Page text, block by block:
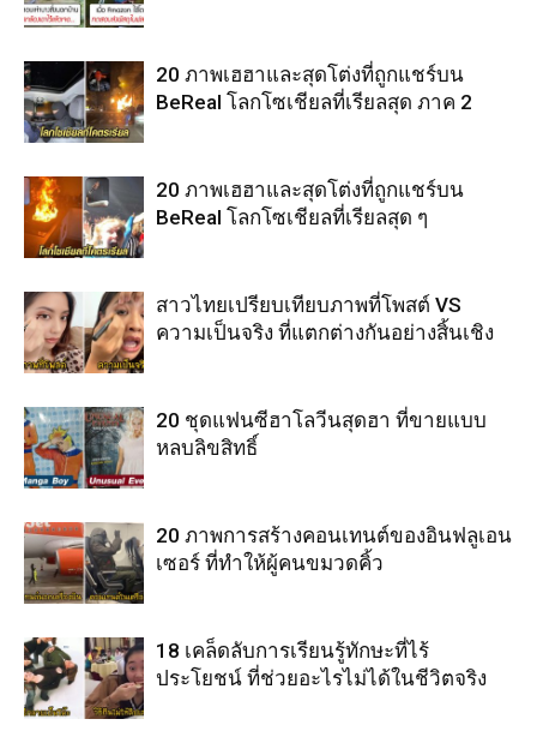
20 ภาพเฮฮาและสุดโต่งที่ถูกแชร์บน
BeReal โลกโซเชียลที่เรียลสุด ภาค 2
20 ภาพเฮฮาและสุดโต่งที่ถูกแชร์บน
BeReal โลกโซเชียลที่เรียลสุด ๆ
สาวไทยเปรียบเทียบภาพที่โพสต์ VS
ความเป็นจริง ที่แตกต่างกันอย่างสิ้นเชิง
20 ชุดแฟนซีฮาโลวีนสุดฮา ที่ขายแบบ
หลบลิขสิทธิ์
20 ภาพการสร้างคอนเทนต์ของอินฟลูเอน
เซอร์ ที่ทำให้ผู้คนขมวดคิ้ว
18 เคล็ดลับการเรียนรู้ทักษะที่ไร้
ประโยชน์ ที่ช่วยอะไรไม่ได้ในชีวิตจริง